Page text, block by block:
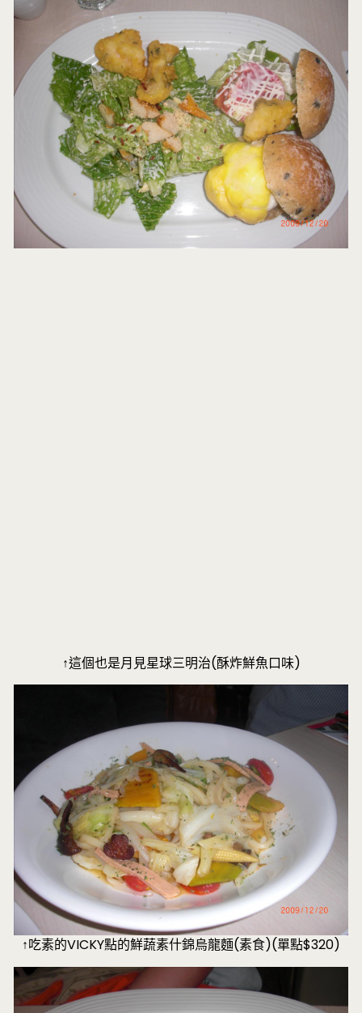
↑這個也是月見星球三明治(酥炸鮮魚口味)
↑吃素的VICKY點的鮮蔬素什錦烏龍麵(素食)(單點$320)